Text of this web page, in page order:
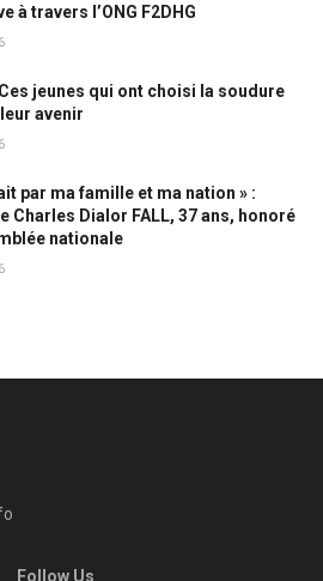
à travers l’ONG F2DHG
jeunes qui ont choisi la soudure
avenir
par ma famille et ma nation » :
Charles Dialor FALL, 37 ans, honoré
nationale
Follow Us